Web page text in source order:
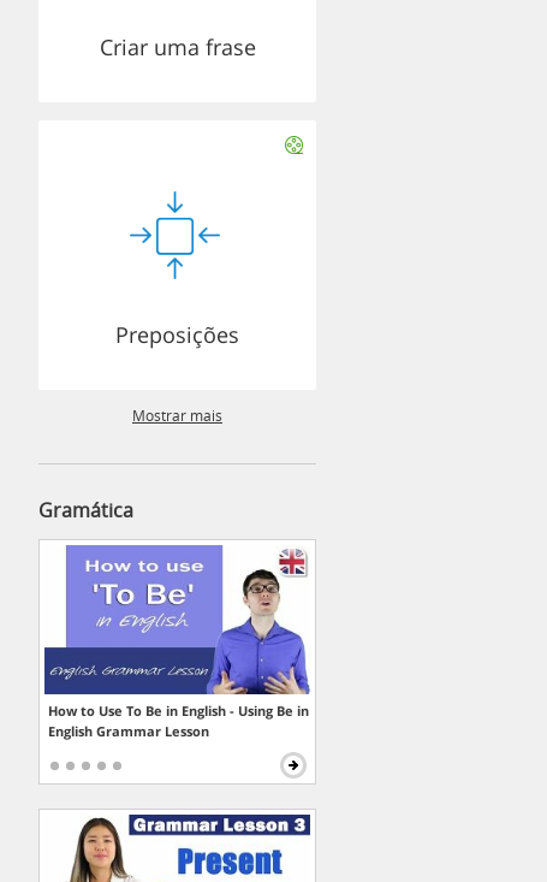
Criar uma frase
Preposições
Mostrar mais
Gramática
How to Use To Be in English - Using Be in
English Grammar Lesson